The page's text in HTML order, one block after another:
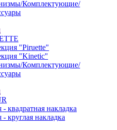
Комплектующие/
"Piruette"
"Kinetic"
Комплектующие/
- квадратная накладка
- круглая накладка